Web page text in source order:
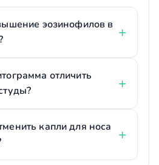
эозинофилов в
отличить
капли для носа